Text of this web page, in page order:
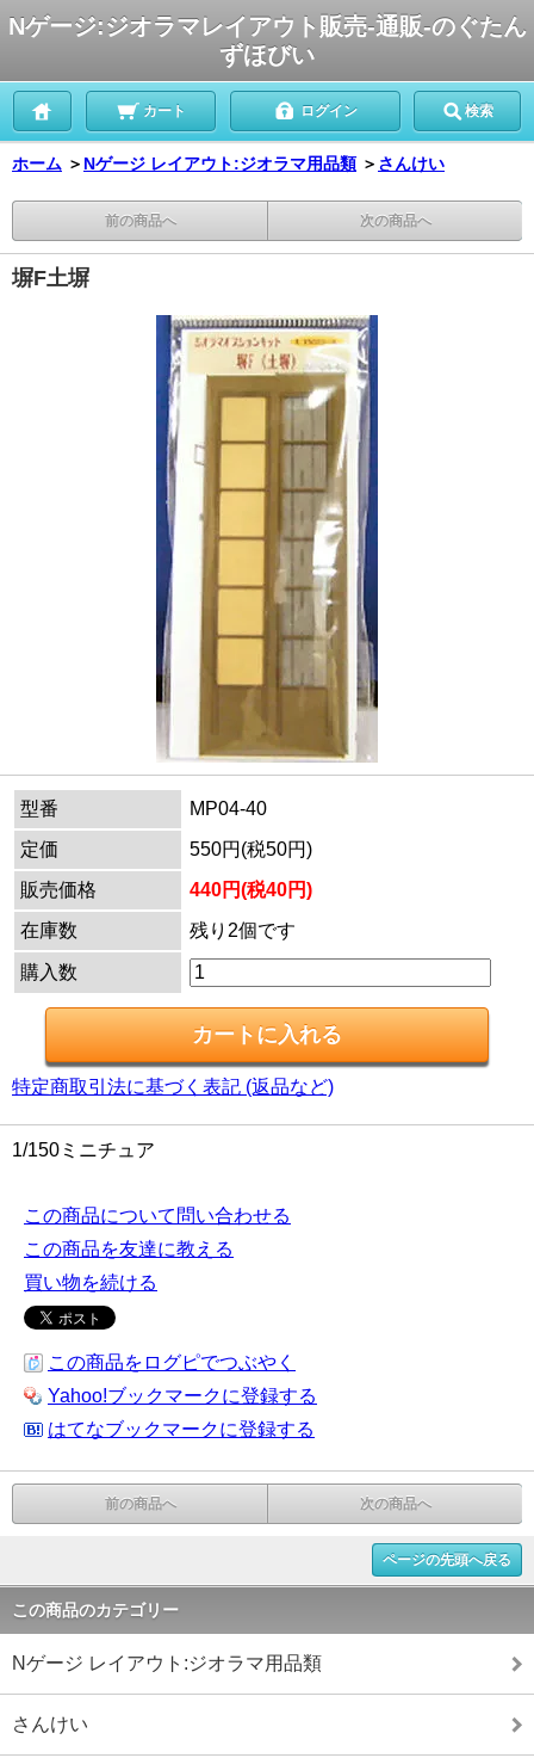
Nゲージ:ジオラマレイアウト販売-通販-のぐたん
ずほびい
カート ログイン 検索
ホーム ＞ Nゲージ レイアウト:ジオラマ用品類 ＞ さんけい
前の商品へ 次の商品へ
塀F土塀
型番
MP04-40
定価
550円(税50円)
販売価格
440円(税40円)
在庫数
残り2個です
購入数
特定商取引法に基づく表記 (返品など)
1/150ミニチュア
この商品について問い合わせる
この商品を友達に教える
買い物を続ける
この商品をログピでつぶやく
Yahoo!ブックマークに登録する
はてなブックマークに登録する
前の商品へ 次の商品へ
ページの先頭へ戻る
この商品のカテゴリー
Nゲージ レイアウト:ジオラマ用品類
さんけい